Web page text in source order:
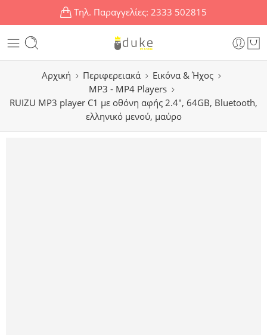
Τηλ. Παραγγελίες: 2333 502815
Αρχική Περιφερειακά
Εικόνα & Ήχος
MP3 - MP4 Players
RUIZU MP3 player C1 με οθόνη αφής 2.4″, 64GB, Bluetooth,
ελληνικό μενού, μαύρο